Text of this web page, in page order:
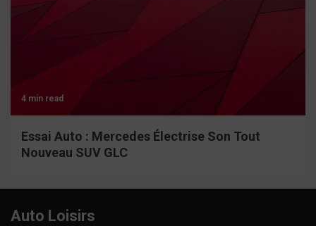
4 min read
Essai Auto : Mercedes Électrise Son Tout
Nouveau SUV GLC
Auto Loisirs